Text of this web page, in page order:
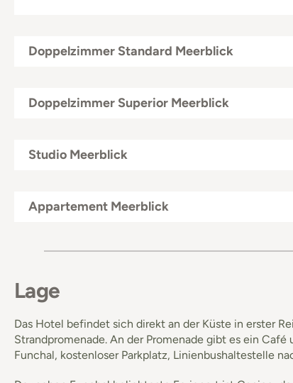
Doppelzimmer Standard Meerblick
Doppelzimmer Superior Meerblick
Studio Meerblick
Appartement Meerblick
Lage
Das Hotel befindet sich direkt an der Küste in erster
Strandpromenade. An der Promenade gibt es ein
Funchal, kostenloser Parkplatz, Linienbushaltestelle